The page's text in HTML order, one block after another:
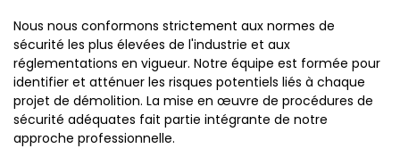
Nous nous conformons strictement aux normes de
sécurité les plus élevées de l'industrie et aux
réglementations en vigueur. Notre équipe est formée pour
identifier et atténuer les risques potentiels liés à chaque
projet de démolition. La mise en œuvre de procédures de
sécurité adéquates fait partie intégrante de notre
approche professionnelle.